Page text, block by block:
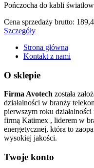
Pończocha do kabli
Cena sprzedaży brutto:
Szczegóły
Strona główna
Kontakt z nami
O sklepie
Firma Avotech została
działalności w branży
pierwszym roku działalności
firmą Katimex , liderem w
energetycznej, która to
wysokiej jakości.
Twoje konto